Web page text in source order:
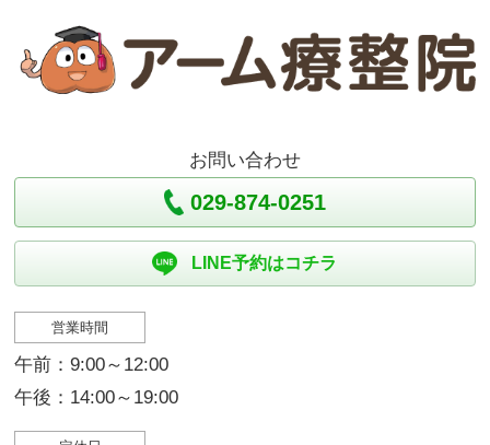
お問い合わせ
029-874-0251
LINE予約はコチラ
営業時間
午前：9:00～12:00
午後：14:00～19:00